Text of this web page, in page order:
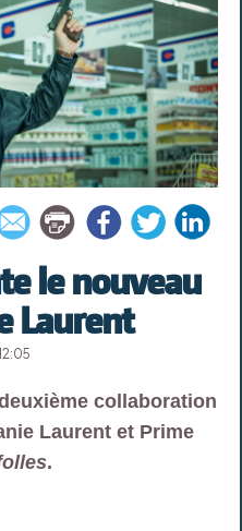
le nouveau
Laurent
collaboration
Laurent et Prime
.